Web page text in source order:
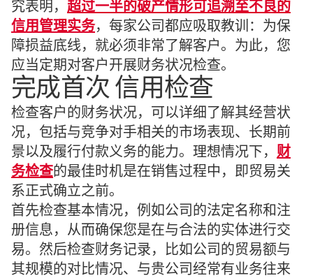
究表明， 超过一半的破产情形可追溯至不良的
信用管理实务，每家公司都应吸取教训：为保
障损益底线，就必须非常了解客户。为此，您
应当定期对客户开展财务状况检查。
完成首次 信用检查
检查客户的财务状况，可以详细了解其经营状
况，包括与竞争对手相关的市场表现、长期前
景以及履行付款义务的能力。理想情况下， 财
务检查的最佳时机是在销售过程中，即贸易关
系正式确立之前。
首先检查基本情况，例如公司的法定名称和注
册信息，从而确保您是在与合法的实体进行交
易。然后检查财务记录，比如公司的贸易额与
其规模的对比情况、与贵公司经常有业务往来